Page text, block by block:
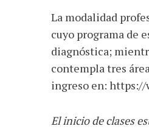
La modalidad
cuyo programa de
diagnóstica;
contempla tres
ingreso en:
El inicio de clases